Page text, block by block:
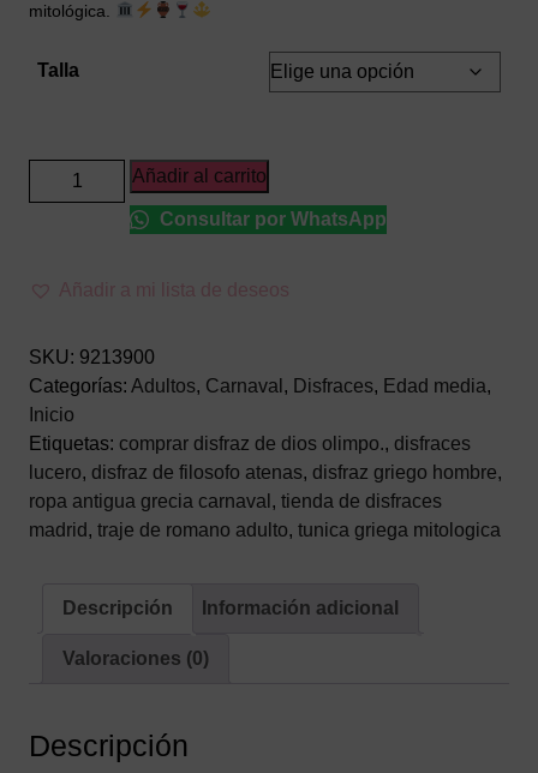
mitológica.
Talla
Disfraz
de
para
–
Traje
de
Época
de
Antigua
Túnica
Capa
Añadir al carrito
Consultar por WhatsApp
Añadir a mi lista de deseos
SKU: 9213900
Categorías: Adultos, Carnaval , Disfraces, Edad media,
Inicio
Etiquetas: comprar disfraz de dios olimpo., disfraces
lucero, disfraz de filosofo atenas, disfraz griego hombre,
ropa antigua grecia carnaval , tienda de disfraces
madrid , traje de romano adulto, tunica griega mitologica
Descripción Información adicional
Valoraciones (0)
Descripción